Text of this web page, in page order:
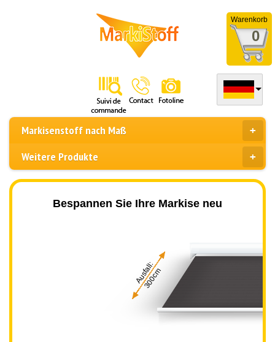
Warenkorb
0
Markisenstoff nach Maß
Weitere Produkte
Bespannen Sie Ihre Markise neu
Ausfall:
300cm